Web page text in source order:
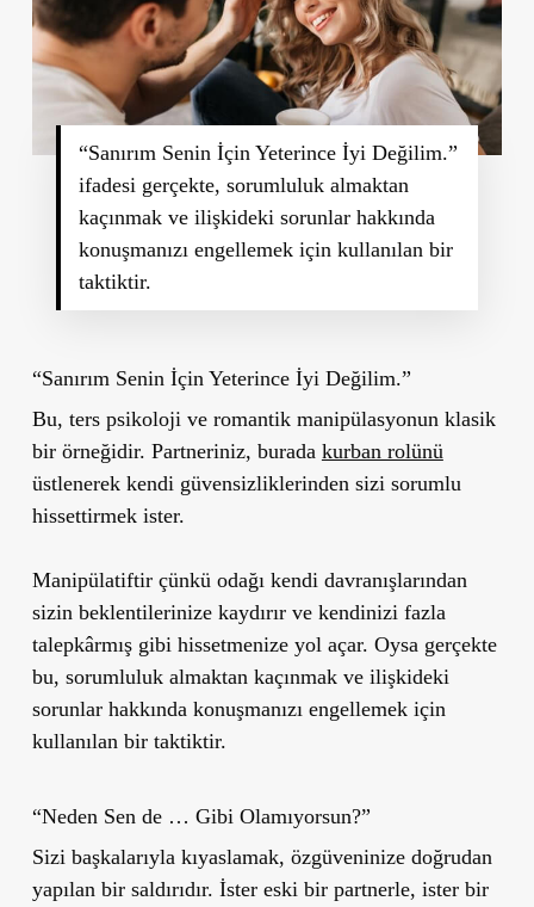
“Sanırım Senin İçin Yeterince İyi Değilim.”
ifadesi gerçekte, sorumluluk almaktan
kaçınmak ve ilişkideki sorunlar hakkında
konuşmanızı engellemek için kullanılan bir
taktiktir.
“Sanırım Senin İçin Yeterince İyi Değilim.”
Bu, ters psikoloji ve romantik manipülasyonun klasik
bir örneğidir. Partneriniz, burada kurban rolünü
üstlenerek kendi güvensizliklerinden sizi sorumlu
hissettirmek ister.
Manipülatiftir çünkü odağı kendi davranışlarından
sizin beklentilerinize kaydırır ve kendinizi fazla
talepkârmış gibi hissetmenize yol açar. Oysa gerçekte
bu, sorumluluk almaktan kaçınmak ve ilişkideki
sorunlar hakkında konuşmanızı engellemek için
kullanılan bir taktiktir.
“Neden Sen de … Gibi Olamıyorsun?”
Sizi başkalarıyla kıyaslamak, özgüveninize doğrudan
yapılan bir saldırıdır. İster eski bir partnerle, ister bir